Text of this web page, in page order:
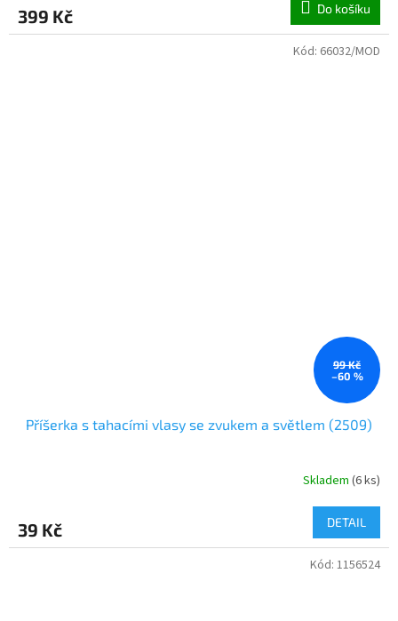
399 Kč Do košíku
99 Kč
–60 %
Příšerka s tahacími vlasy se zvukem a světlem (2509)
Skladem (6 ks)
39 Kč DETAIL
Kód: 66032/MOD
Kód: 1156524